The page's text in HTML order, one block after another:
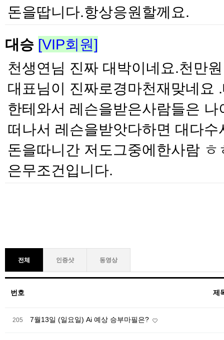
돈을땁니다.항상응원할께요.
대승 [VIP회원]
천생연님 진짜 대박이네요.천만
대표님이 진짜로경마천재맞네요
한테와서 레슨을받은사람들은 나
떠나서 레슨을받앗다하면 대다수
돈을따니간 저도그중에한사람 ㅎ
은무조건입니다.
전체 인증샷 동영상
번호 제
205 7월13일 (일요일) Ai 예상 승부마필은?